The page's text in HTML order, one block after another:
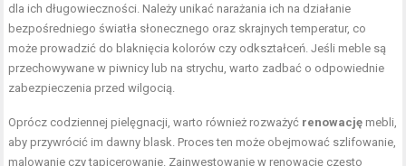
dla ich długowieczności. Należy unikać narażania ich na działanie
bezpośredniego światła słonecznego oraz skrajnych temperatur, co
może prowadzić do blaknięcia kolorów czy odkształceń. Jeśli meble są
przechowywane w piwnicy lub na strychu, warto zadbać o odpowiednie
zabezpieczenia przed wilgocią.
Oprócz codziennej pielęgnacji, warto również rozważyć renowację mebli,
aby przywrócić im dawny blask. Proces ten może obejmować szlifowanie,
malowanie czy tapicerowanie. Zainwestowanie w renowację często